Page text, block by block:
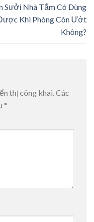
Sưởi Nhà Tắm Có Dùng
Khi Phòng Còn Ướt
Không?
thị công khai. Các
*